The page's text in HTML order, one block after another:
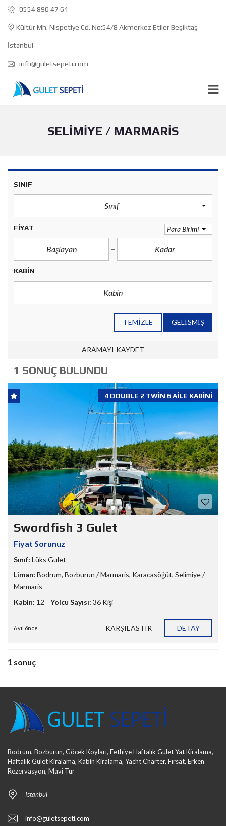
0554 890 47 61
Kültür Mh. Nispetiye Cd. No:54/8 Akmerkez Etiler Beşiktaş
İstanbul
info@guletsepeti.com
SELIMIYE / MARMARIS
SINIF
Sınıf
FIYAT Para Birimi
KABIN
TEMIZLE GELIŞMIŞ
ARAMAYI KAYDET
1 SONUÇ BULUNDU
4 DOUBLE 2 TWIN 6 AILE KABINI
Swordfish 3 Gulet
Fiyat Sorunuz
Sınıf: Lüks Gulet
Liman: Bodrum, Bozburun / Marmaris, Karacasöğüt, Selimiye /
Marmaris
Kabin: 12 Yolcu Sayısı: 36 Kişi
6 yıl önce KARŞILAŞTIR DETAY
1 sonuç
Bodrum, Bozburun, Göcek Koyları, Fethiye Haftalık Gulet Yat Kiralama,
Haftalık Gulet Kiralama, Kabin Kiralama, Yacht Charter, Fırsat, Erken
Rezervasyon, Mavi Tur
Istanbul
info@guletsepeti.com